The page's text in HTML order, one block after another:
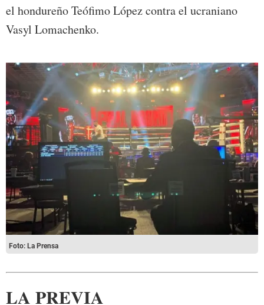
el hondureño Teófimo López contra el ucraniano
Vasyl Lomachenko.
Foto: La Prensa
LA PREVIA